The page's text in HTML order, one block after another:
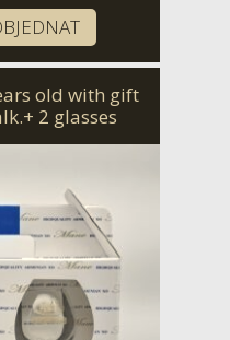
old with gift
2 glasses